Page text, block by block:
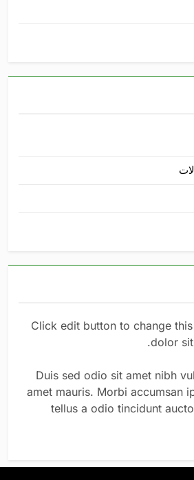
Click edit button to change
dolor
Duis sed odio sit amet nibh
amet mauris. Morbi accumsan
tellus a odio tincidunt